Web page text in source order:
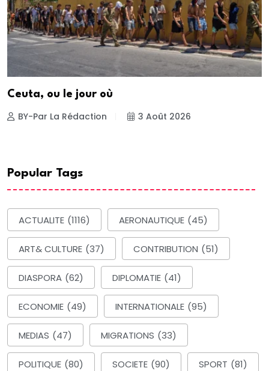
Ceuta, ou le jour où
BY-Par La Rédaction 3 Août 2026
Popular Tags
ACTUALITE (1116) AERONAUTIQUE (45)
ART& CULTURE (37) CONTRIBUTION (51)
DIASPORA (62) DIPLOMATIE (41)
ECONOMIE (49) INTERNATIONALE (95)
MEDIAS (47) MIGRATIONS (33)
POLITIQUE (80) SOCIETE (90) SPORT (81)